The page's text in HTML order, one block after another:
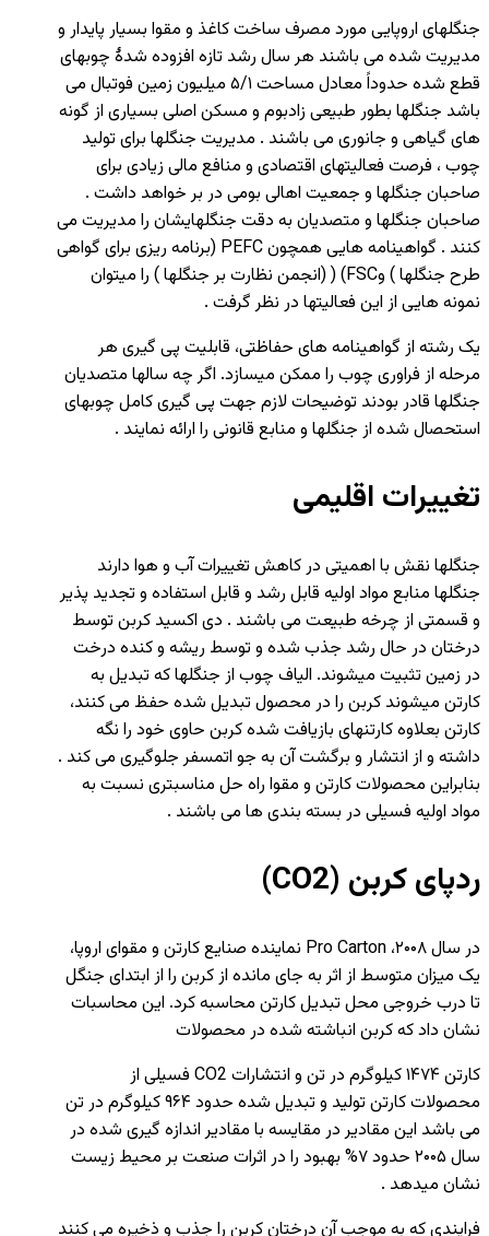
جنگلهای اروپایی مورد مصرف ساخت کاغذ و مقوا بسیار پایدار و
مدیریت شده می باشند هر سال رشد تازه افزوده شدۀ چوبهای
قطع شده حدوداً معادل مساحت ۵/۱ میلیون زمین فوتبال می
باشد جنگلها بطور طبیعی زادبوم و مسکن اصلی بسیاری از گونه
های گیاهی و جانوری می باشند . مدیریت جنگلها برای تولید
چوب ، فرصت فعالیتهای اقتصادی و منافع مالی زیادی برای
صاحبان جنگلها و جمعیت اهالی بومی در بر خواهد داشت .
صاحبان جنگلها و متصدیان به دقت جنگلهایشان را مدیریت می
کنند . گواهینامه هایی همچون PEFC (برنامه ریزی برای گواهی
طرح جنگلها ) وFSC) ( (انجمن نظارت بر جنگلها ) را میتوان
نمونه هایی از این فعالیتها در نظر گرفت .
یک رشته از گواهینامه های حفاظتی، قابلیت پی گیری هر
مرحله از فراوری چوب را ممکن میسازد. اگر چه سالها متصدیان
جنگلها قادر بودند توضیحات لازم جهت پی گیری کامل چوبهای
استحصال شده از جنگلها و منابع قانونی را ارائه نمایند .
تغییرات اقلیمی
جنگلها نقش با اهمیتی در کاهش تغییرات آب و هوا دارند
جنگلها منابع مواد اولیه قابل رشد و قابل استفاده و تجدید پذیر
و قسمتی از چرخه طبیعت می باشند . دی اکسید کربن توسط
درختان در حال رشد جذب شده و توسط ریشه و کنده درخت
در زمین تثبیت میشوند. الیاف چوب از جنگلها که تبدیل به
کارتن میشوند کربن را در محصول تبدیل شده حفظ می کنند،
کارتن بعلاوه کارتنهای بازیافت شده کربن حاوی خود را نگه
داشته و از انتشار و برگشت آن به جو اتمسفر جلوگیری می کند .
بنابراین محصولات کارتن و مقوا راه حل مناسبتری نسبت به
مواد اولیه فسیلی در بسته بندی ها می باشند .
ردپای کربن (CO2)
در سال ۲۰۰۸، Pro Carton نماینده صنایع کارتن و مقوای اروپا،
یک میزان متوسط از اثر به جای مانده از کربن را از ابتدای جنگل
تا درب خروجی محل تبدیل کارتن محاسبه کرد. این محاسبات
نشان داد که کربن انباشته شده در محصولات
کارتن ۱۴۷۴ کیلوگرم در تن و انتشارات CO2 فسیلی از
محصولات کارتن تولید و تبدیل شده حدود ۹۶۴ کیلوگرم در تن
می باشد این مقادیر در مقایسه با مقادیر اندازه گیری شده در
سال ۲۰۰۵ حدود ۷% بهبود را در اثرات صنعت بر محیط زیست
نشان میدهد .
فرایندی که به موجب آن درختان کربن را جذب و ذخیره می کنند